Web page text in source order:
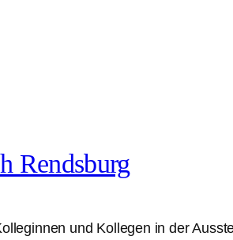
Rendsburg
und Kollegen in der